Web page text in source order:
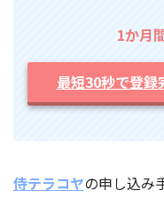
1か月
最短30秒で登
侍テラコヤの申し込み